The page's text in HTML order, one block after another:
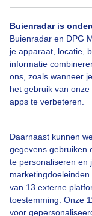
Buienradar is
Buienradar en DPG
je apparaat, locatie,
informatie
ons, zoals wanneer
het gebruik van
apps te verbeteren.
Daarnaast kunnen
gegevens gebruiken
te personaliseren en
van 13 externe
toestemming. Onze
voor
Bedrijfsgegevens
Veelgestelde
Contact
Toegankelijkheid
Buienradar Team
Privacy beleid
Cookie beleid
Privacy